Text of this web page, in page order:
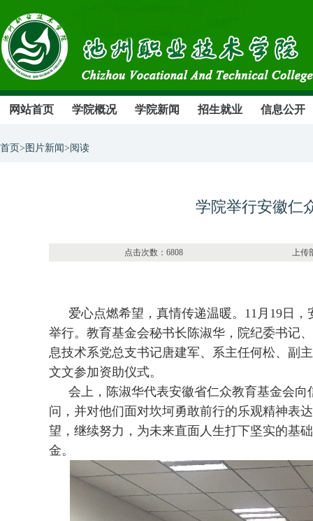
网站首页 学院概况 学院新闻 招生就业 信息公开
首页>图片新闻>阅读
学院举行安徽仁
点击次数：6808 上传部门
爱心点燃希望，真情传递温暖。11月19日
举行。教育基金会秘书长陈淑华，院纪委书记
息技术系党总支书记唐建军、系主任何松、副
文文参加资助仪式。
会上，陈淑华代表安徽省仁众教育基金会
问，并对他们面对坎坷勇敢前行的乐观精神表
望，继续努力，为未来直面人生打下坚实的基
金。